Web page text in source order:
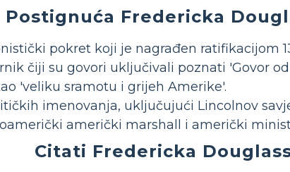
Postignuća Fredericka
pokret koji je nagrađen ratifikacijom
čiji su govori uključivali poznati 'Govor
'veliku sramotu i grijeh Amerike'.
imenovanja, uključujući Lincolnov
američki marshall i američki
Citati Fredericka